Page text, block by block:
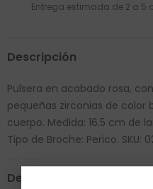
Entrega estimada de 2 a 5
Descripción
Pulsera en acabado rosa,
pequeñas zirconias de color
cuerpo. Medida: 16.5 cm de
Tipo de Broche: Perico. SKU:
Devoluciones